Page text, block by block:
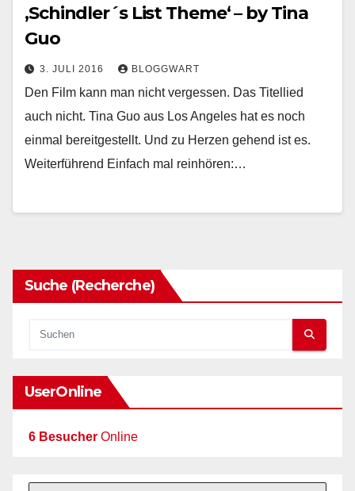
‚Schindler´s List Theme‘ – by Tina
Guo
3. JULI 2016 BLOGGWART
Den Film kann man nicht vergessen. Das Titellied
auch nicht. Tina Guo aus Los Angeles hat es noch
einmal bereitgestellt. Und zu Herzen gehend ist es.
Weiterführend Einfach mal reinhören:…
Suche (Recherche)
UserOnline
6 Besucher Online